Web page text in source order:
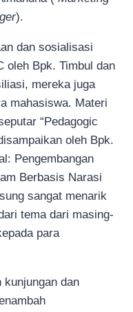
).
dan sosialisasi
oleh Bpk. Timbul dan
mereka juga
mahasiswa. Materi
“Pedagogic
oleh Bpk.
Pengembangan
Berbasis Narasi
sangat menarik
tema dari masing-
para
kunjungan dan